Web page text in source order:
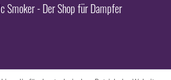
- Der Shop für Dampfer